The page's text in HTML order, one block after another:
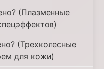
(Плазменные
(Трехколесные
для кожи)